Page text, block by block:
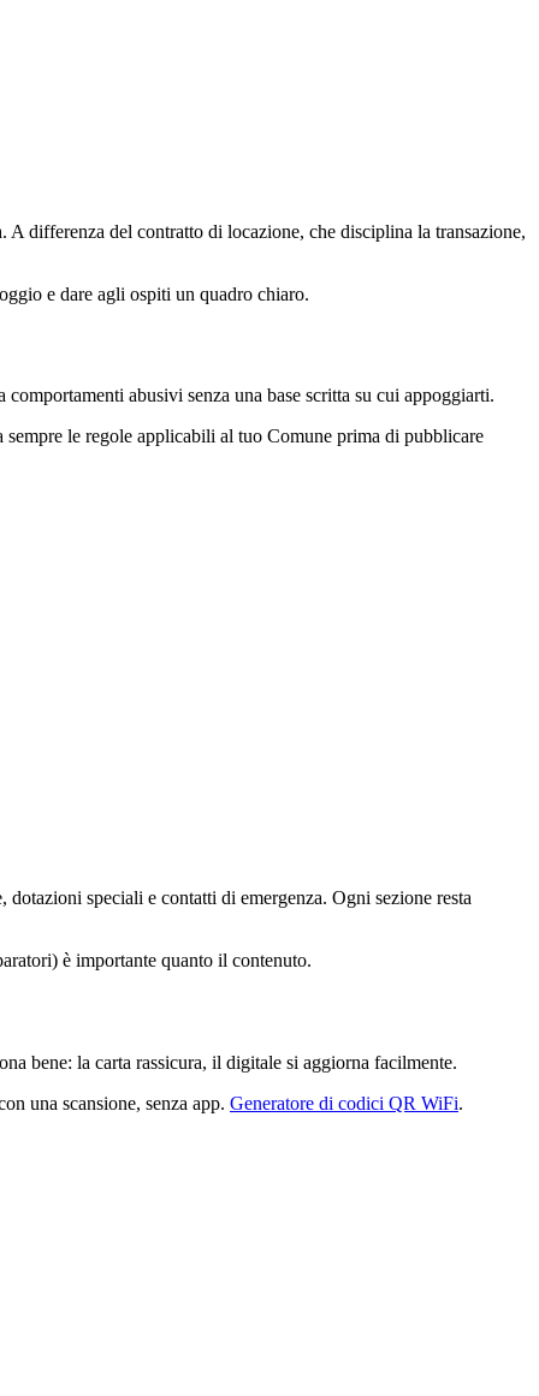
differenza del contratto di locazione, che disciplina la transazione,
e dare agli ospiti un quadro chiaro.
abusivi senza una base scritta su cui appoggiarti.
le regole applicabili al tuo Comune prima di pubblicare
speciali e contatti di emergenza. Ogni sezione resta
è importante quanto il contenuto.
bene: la carta rassicura, il digitale si aggiorna facilmente.
una scansione, senza app. Generatore di codici QR WiFi.